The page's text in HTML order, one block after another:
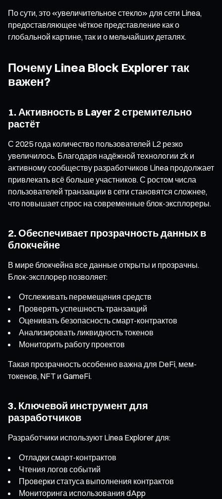
По сути, это «увеличительное стекло» для сети Linea,
предоставляющее чёткое представление как о
глобальной картине, так и о мельчайших деталях.
Почему Linea Block Explorer так
важен?
1. Активность в Layer 2 стремительно
растёт
С 2025 года количество пользователей L2 резко
увеличилось. Благодаря надёжной технологии zk и
активному сообществу разработчиков Linea продолжает
привлекать всё больше участников. С ростом числа
пользователей транзакции в сети становятся сложнее,
что повышает спрос на современные блок-эксплореры.
2. Обеспечивает прозрачность данных в
блокчейне
В мире блокчейна все данные открыты и прозрачны.
Блок-эксплорер позволяет:
Отслеживать перемещения средств
Проверять успешность транзакций
Оценивать безопасность смарт-контрактов
Анализировать ликвидность токенов
Мониторить работу проектов
Такая прозрачность особенно важна для DeFi, мем-
токенов, NFT и GameFi.
3. Ключевой инструмент для
разработчиков
Разработчики используют Linea Explorer для:
Отладки смарт-контрактов
Чтения логов событий
Проверки статуса выполнения контрактов
Мониторинга использования dApp